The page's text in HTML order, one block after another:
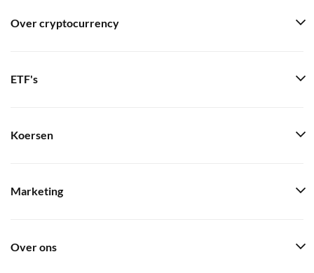
Over cryptocurrency
ETF's
Koersen
Marketing
Over ons